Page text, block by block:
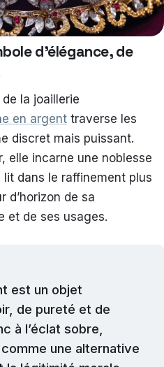
d’élégance, de
de la joaillerie
en argent traverse les
discret mais puissant.
elle incarne une noblesse
dans le raffinement plus
d’horizon de sa
et de ses usages.
est un objet
de pureté et de
à l’éclat sobre,
comme une alternative